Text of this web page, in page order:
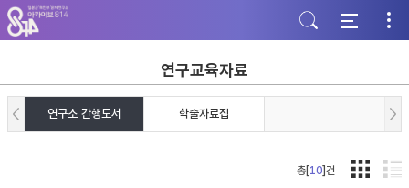
주
메
뉴
가
기
본
문
바
기
하
단
바
기
연구교육자료
연구소 간행도서 학술자료집
총[10]건